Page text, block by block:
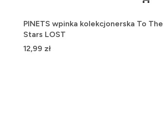
PINETS wpinka kolekcjonerska To The
Stars LOST
Cena
12,99 zł